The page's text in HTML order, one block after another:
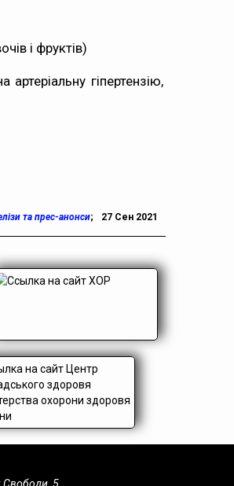
і фруктів)
гіпертензію,
та прес-анонси; 27 Сен 2021